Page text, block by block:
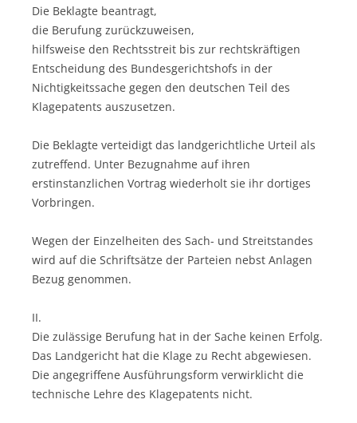
Die Beklagte beantragt,
die Berufung zurückzuweisen,
hilfsweise den Rechtsstreit bis zur rechtskräftigen
Entscheidung des Bundesgerichtshofs in der
Nichtigkeitssache gegen den deutschen Teil des
Klagepatents auszusetzen.
Die Beklagte verteidigt das landgerichtliche Urteil als
zutreffend. Unter Bezugnahme auf ihren
erstinstanzlichen Vortrag wiederholt sie ihr dortiges
Vorbringen.
Wegen der Einzelheiten des Sach- und Streitstandes
wird auf die Schriftsätze der Parteien nebst Anlagen
Bezug genommen.
II.
Die zulässige Berufung hat in der Sache keinen Erfolg.
Das Landgericht hat die Klage zu Recht abgewiesen.
Die angegriffene Ausführungsform verwirklicht die
technische Lehre des Klagepatents nicht.